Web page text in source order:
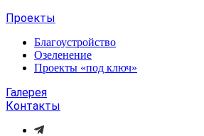
Проекты
Благоустройство
Озеленение
Проекты «под ключ»
Галерея
Контакты